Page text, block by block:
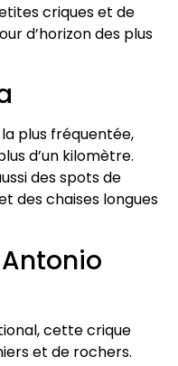
criques et de
d’horizon des plus
plus fréquentée,
d’un kilomètre.
des spots de
des chaises longues
Antonio
cette crique
et de rochers.